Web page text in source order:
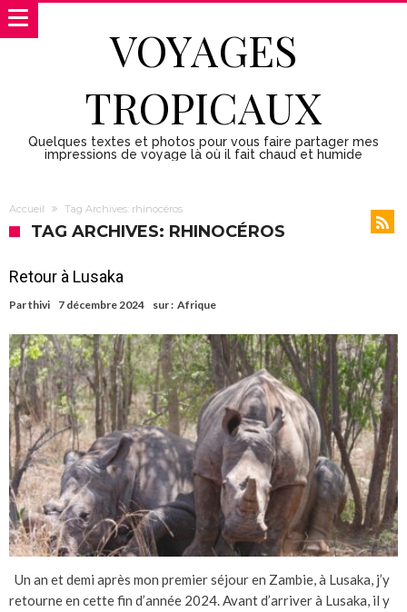
VOYAGES
TROPICAUX
Quelques textes et photos pour vous faire partager mes
impressions de voyage là où il fait chaud et humide
Accueil Tag Archives: rhinocéros
TAG ARCHIVES: RHINOCÉROS
Retour à Lusaka
Parthivi 7 décembre 2024 sur : Afrique
Un an et demi après mon premier séjour en Zambie, à Lusaka, j’y
retourne en cette fin d’année 2024. Avant d’arriver à Lusaka, il y